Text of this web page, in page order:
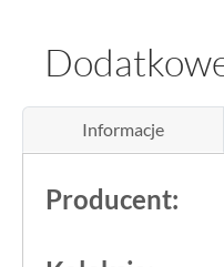
rdzeń
Topanele
konstrukcja
na całej
Informacje
Producent: